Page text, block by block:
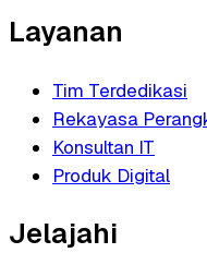
Layanan
Tim Terdedikasi
Rekayasa
Konsultan IT
Produk Digital
Jelajahi